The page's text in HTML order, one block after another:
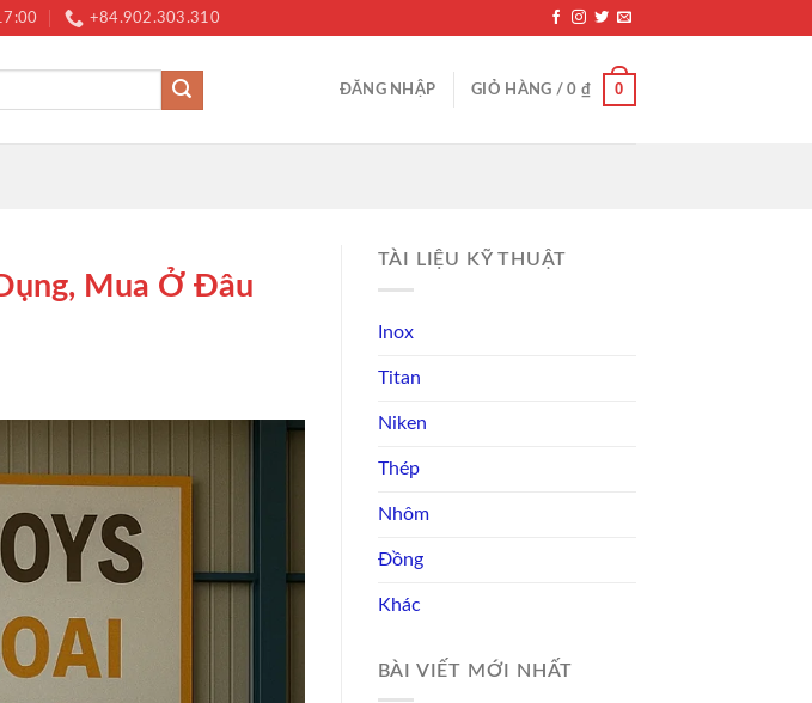
+84.902.303.310
ĐĂNG NHẬP GIỎ HÀNG /0 ₫ 0
Mua Ở Đâu
TÀI LIỆU KỸ THUẬT
Inox
Titan
Niken
Thép
Nhôm
Đồng
Khác
BÀI VIẾT MỚI NHẤT